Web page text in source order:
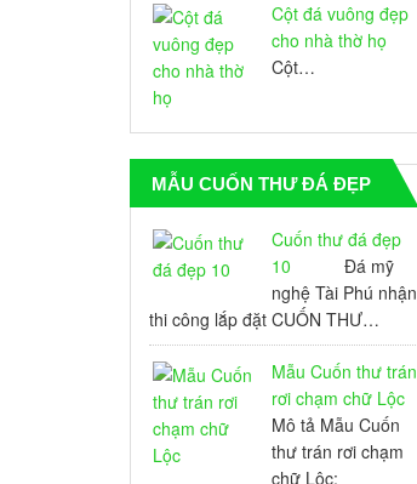
Cột đá vuông đẹp
cho nhà thờ họ
Cột…
MẪU CUỐN THƯ ĐÁ ĐẸP
Cuốn thư đá đẹp
10 Đá mỹ
nghệ Tài Phú nhận
thi công lắp đặt CUỐN THƯ…
Mẫu Cuốn thư trán
rơi chạm chữ Lộc
Mô tả Mẫu Cuốn
thư trán rơi chạm
chữ Lộc: